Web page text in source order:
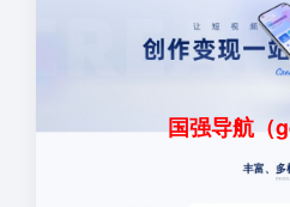
国强导航（